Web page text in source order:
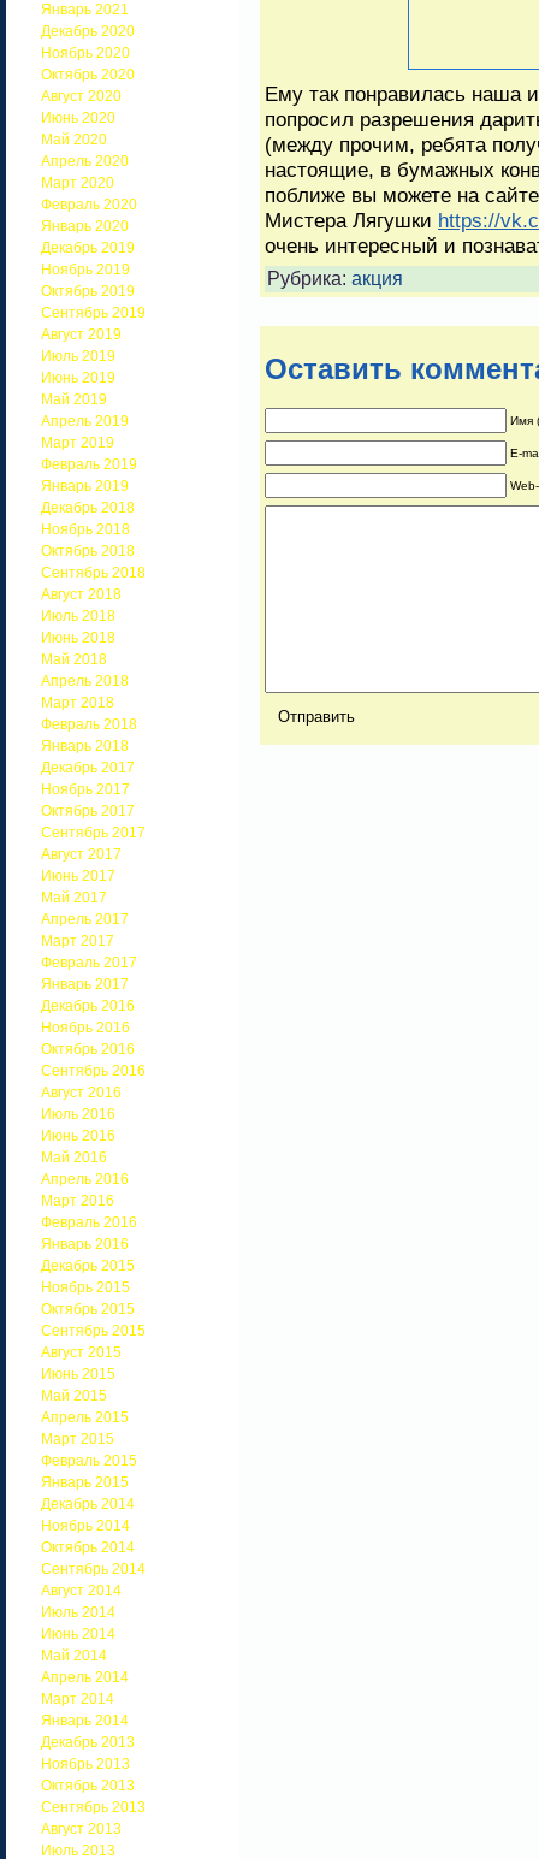
Январь 2021
Декабрь 2020
Ноябрь 2020
Октябрь 2020
Август 2020
Июнь 2020
Май 2020
Апрель 2020
Март 2020
Февраль 2020
Январь 2020
Декабрь 2019
Ноябрь 2019
Октябрь 2019
Сентябрь 2019
Август 2019
Июль 2019
Июнь 2019
Май 2019
Апрель 2019
Март 2019
Февраль 2019
Январь 2019
Декабрь 2018
Ноябрь 2018
Октябрь 2018
Сентябрь 2018
Август 2018
Июль 2018
Июнь 2018
Май 2018
Апрель 2018
Март 2018
Февраль 2018
Январь 2018
Декабрь 2017
Ноябрь 2017
Октябрь 2017
Сентябрь 2017
Август 2017
Июнь 2017
Май 2017
Апрель 2017
Март 2017
Февраль 2017
Январь 2017
Декабрь 2016
Ноябрь 2016
Октябрь 2016
Сентябрь 2016
Август 2016
Июль 2016
Июнь 2016
Май 2016
Апрель 2016
Март 2016
Февраль 2016
Январь 2016
Декабрь 2015
Ноябрь 2015
Октябрь 2015
Сентябрь 2015
Август 2015
Июнь 2015
Май 2015
Апрель 2015
Март 2015
Февраль 2015
Январь 2015
Декабрь 2014
Ноябрь 2014
Октябрь 2014
Сентябрь 2014
Август 2014
Июль 2014
Июнь 2014
Май 2014
Апрель 2014
Март 2014
Январь 2014
Декабрь 2013
Ноябрь 2013
Октябрь 2013
Сентябрь 2013
Август 2013
Июль 2013
Ему так понравилась наша
попросил разрешения
(между прочим, ребята
настоящие, в бумажных
поближе вы можете на
Мистера Лягушки https://
очень интересный и
Рубрика: акция
Оставить
Имя
E-